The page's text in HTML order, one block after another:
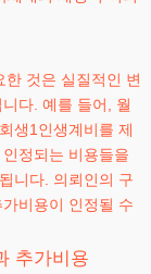
한 것은 실질적인 변
다. 예를 들어, 월
생1인생계비를 제
정되는 비용들을
니다. 의뢰인의 구
비용이 인정될 수
추가비용